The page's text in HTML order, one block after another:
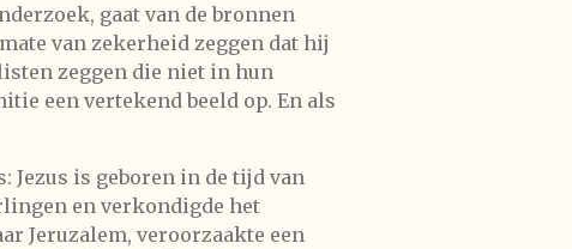
gaat van de bronnen
van zekerheid zeggen dat hij
zeggen die niet in hun
een vertekend beeld op. En als
Jezus is geboren in de tijd van
en verkondigde het
Jeruzalem, veroorzaakte een